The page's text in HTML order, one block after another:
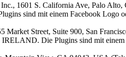
1601 S. California Ave, Palo
sind mit einem Facebook Logo
Market Street, Suite 900, San
Die Plugins sind mit